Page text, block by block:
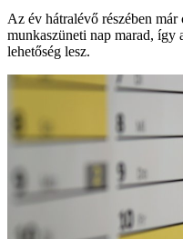
Az év hátralévő részében
munkaszüneti nap marad, így
lehetőség lesz.